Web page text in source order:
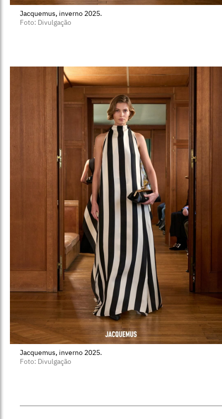
Jacquemus, inverno 2025.
Foto: Divulgação
Jacquemus, inverno 2025.
Foto: Divulgação